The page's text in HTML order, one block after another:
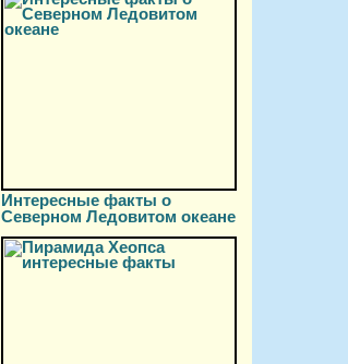
Интересные факты о
Северном Ледовитом океане